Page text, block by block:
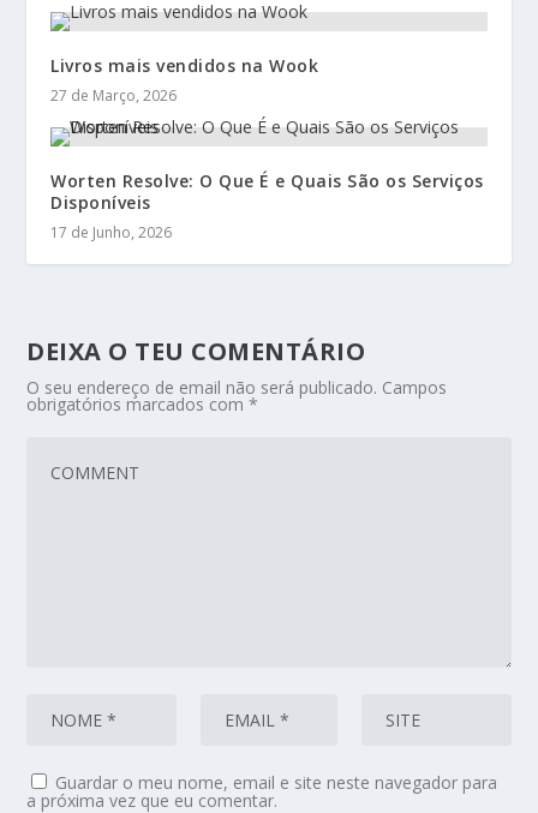
Livros mais vendidos na Wook
27 de Março, 2026
Worten Resolve: O Que É e Quais São os Serviços
Disponíveis
17 de Junho, 2026
DEIXA O TEU COMENTÁRIO
O seu endereço de email não será publicado. Campos
obrigatórios marcados com*
Guardar o meu nome, email e site neste navegador para
a próxima vez que eu comentar.